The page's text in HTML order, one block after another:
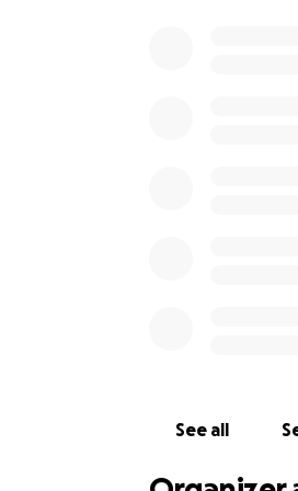
See all